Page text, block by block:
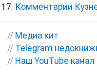
Комментарии
// Медиа кит
// Telegram
// Наш YouTube канал